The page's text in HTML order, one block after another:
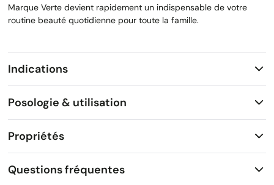
Marque Verte devient rapidement un indispensable de votre
routine beauté quotidienne pour toute la famille.
Indications
Posologie & utilisation
Propriétés
Questions fréquentes